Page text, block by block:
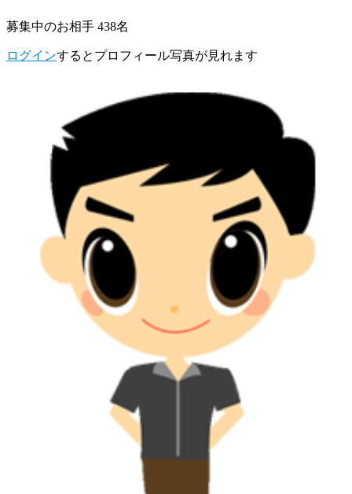
募集中のお相手 438名
ログインするとプロフィール写真が見れます